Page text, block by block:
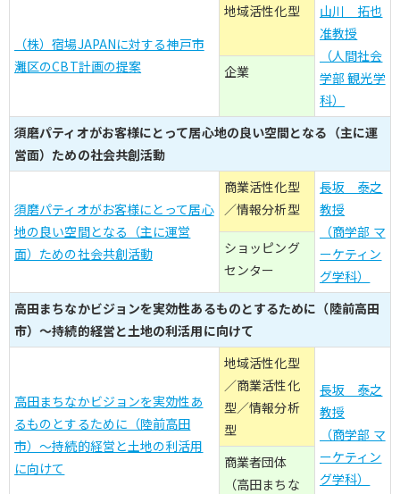
（株）宿場JAPANに対する神戸市
灘区のCBT計画の提案
地域活性化型
山川 拓也
准教授
（人間社会
学部 観光学
科）
企業
須磨パティオがお客様にとって居心地の良い空間となる（主に運
営面）ための社会共創活動
須磨パティオがお客様にとって居心
地の良い空間となる（主に運営
面）ための社会共創活動
商業活性化型
／情報分析型
長坂 泰之
教授
（商学部 マ
ーケティン
グ学科）
ショッピング
センター
高田まちなかビジョンを実効性あるものとするために（陸前高田
市）～持続的経営と土地の利活用に向けて
高田まちなかビジョンを実効性あ
るものとするために（陸前高田
市）～持続的経営と土地の利活用
に向けて
地域活性化型
／商業活性化
型／情報分析
型
長坂 泰之
教授
（商学部 マ
ーケティン
グ学科）
商業者団体
（高田まちな